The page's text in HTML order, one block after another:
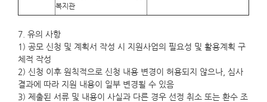
복지관
7. 유의 사항
1) 공모 신청 및 계획서 작성 시 지원사업의 필요성 및 활용계획 구
체적 작성
2) 신청 이후 원칙적으로 신청 내용 변경이 허용되지 않으나, 심사
결과에 따라 지원 내용이 일부 변경될 수 있음
3) 제출된 서류 및 내용이 사실과 다른 경우 선정 취소 또는 환수 조